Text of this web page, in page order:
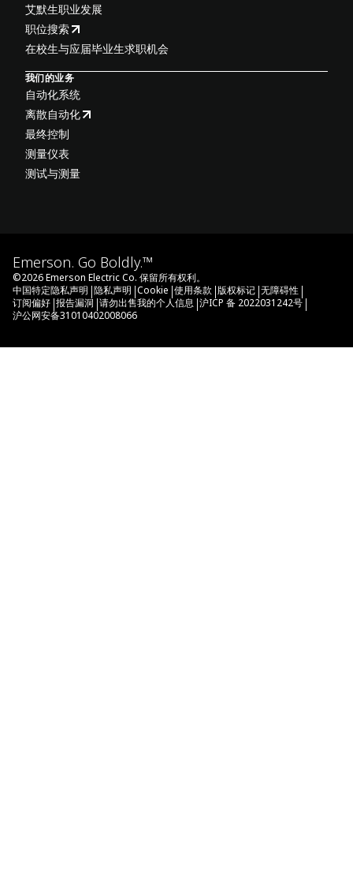
艾默生职业发展
职位搜索
在校生与应届毕业生求职机会
我们的业务
自动化系统
离散自动化
最终控制
测量仪表
测试与测量
Emerson. Go Boldly.™
©2026Emerson Electric Co. 保留所有权利。
中国特定隐私声明 |隐私声明 |Cookie |使用条款 |版权标记 |无障碍性 |
订阅偏好 |报告漏洞 |请勿出售我的个人信息 |沪ICP 备 2022031242号 |
沪公网安备31010402008066